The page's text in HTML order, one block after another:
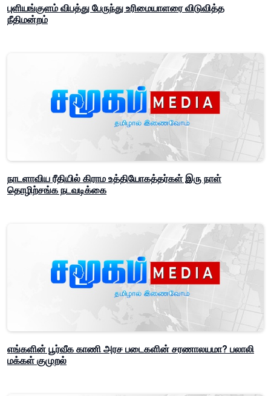
புளியங்குளம் விபத்து பேருந்து உரிமையாளரை விடுவித்த
நீதிமன்றம்
நாடளாவிய ரீதியில் கிராம உத்தியோகத்தர்கள் இரு நாள்
தொழிற்சங்க நடவடிக்கை
எங்களின் பூர்வீக காணி அரச படைகளின் சரணாலயமா? பலாலி
மக்கள் குமுறல்